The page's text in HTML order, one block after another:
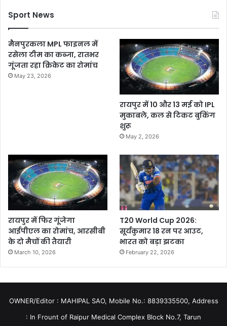
Sport News
मैनपुरकला MPL फाइनल में
रसेला टीम का कब्जा, रातभर
गूंजता रहा क्रिकेट का रोमांच
May 23, 2026
रायपुर में 10 और 13 मई को IPL
मुकाबले, कल से टिकट बुकिंग
शुरू
May 2, 2026
रायपुर में फिर गूंजेगा
आईपीएल का रोमांच, आरसीबी
के दो मैचों की तैयारी
March 10, 2026
T20 World Cup 2026:
सूर्यकुमार 18 रन पर आउट,
भारत को बड़ा झटका
February 22, 2026
OWNER/Editor : MAHIPAL SAO, Mobile No.: 8839335500, Address
: In Frount of Raipur Medical Complex Block No.7, Tarun